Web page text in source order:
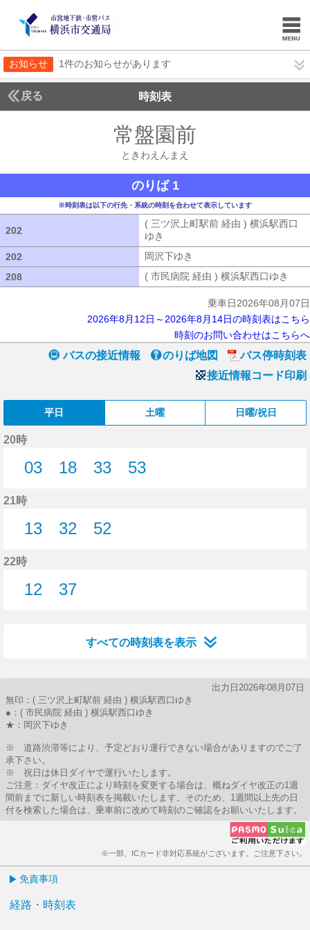
お知らせ 1件のお知らせがあります
戻る 時刻表
常盤園前
ときわえんまえ
のりば 1
※時刻表は以下の行先・系統の時刻を合わせて表示しています
202
( 三ツ沢上町駅前 経由 ) 横浜駅西口
ゆき
202
岡沢下ゆき
208
( 市民病院 経由 ) 横浜駅西口ゆき
乗車日2026年08月07日
2026年8月12日～2026年8月14日の時刻表はこちら
時刻のお問い合わせはこちらへ
バスの接近情報 のりば地図
バス停時刻表
接近情報コード印刷
平日 土曜 日曜/祝日
20時
03
18
33
53
21時
13
32
52
22時
12
37
すべての時刻表を表示
出力日2026年08月07日
無印：( 三ツ沢上町駅前 経由 ) 横浜駅西口ゆき
●：( 市民病院 経由 ) 横浜駅西口ゆき
★：岡沢下ゆき
※ 道路渋滞等により、予定どおり運行できない場合がありますのでご了
承下さい。
※ 祝日は休日ダイヤで運行いたします。
ご注意：ダイヤ改正により時刻を変更する場合は、概ねダイヤ改正の1週
間前までに新しい時刻表を掲載いたします。そのため、1週間以上先の日
付を検索した場合は、乗車前に改めて時刻のご確認をお願いいたします。
※一部、ICカード非対応系統がございます。ご注意下さい。
免責事項
経路・時刻表